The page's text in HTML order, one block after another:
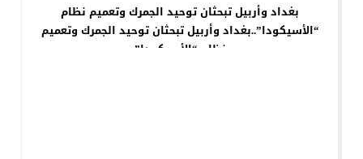
بغداد وأربيل تبحثان توحيد الجمرك وتعميم نظام
“الأسيكودا”..بغداد وأربيل تبحثان توحيد الجمرك وتعميم
نظام “الأسيكودا”